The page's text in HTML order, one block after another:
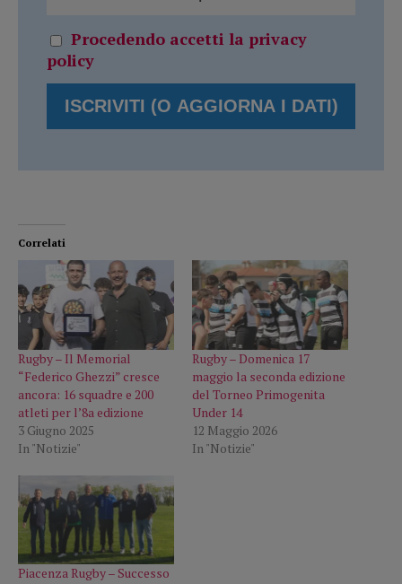
Procedendo accetti la privacy
policy
Correlati
Rugby – Il Memorial
“Federico Ghezzi” cresce
ancora: 16 squadre e 200
atleti per l’8a edizione
3 Giugno 2025
In "Notizie"
Rugby – Domenica 17
maggio la seconda edizione
del Torneo Primogenita
Under 14
12 Maggio 2026
In "Notizie"
Piacenza Rugby – Successo